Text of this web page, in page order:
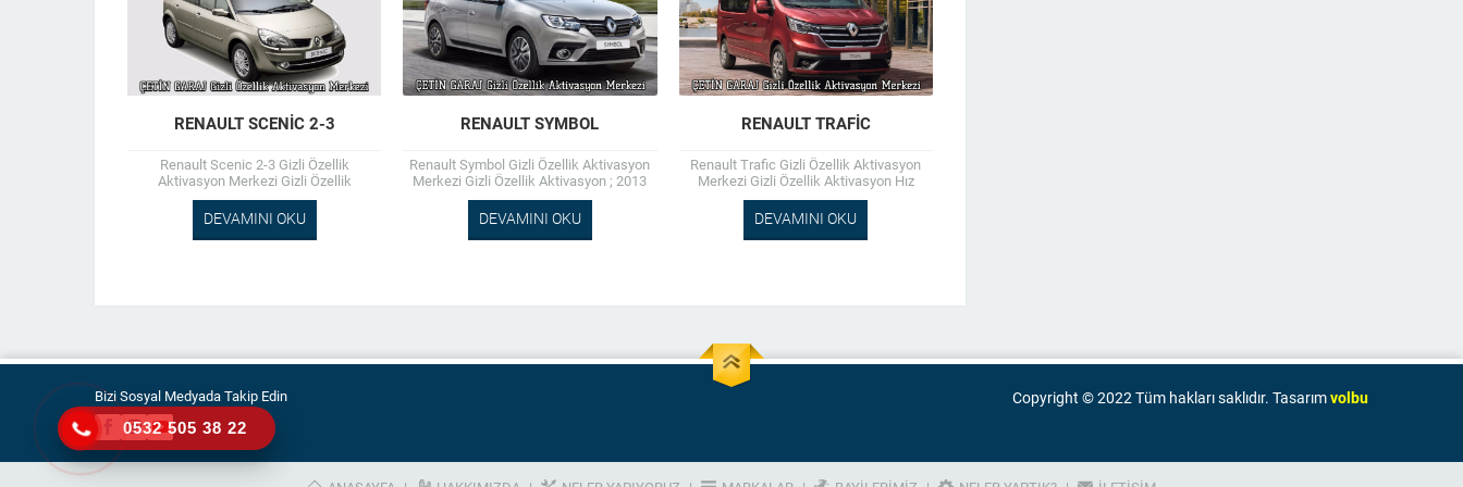
RENAULT SCENIC 2-3
Renault Scenic 2-3 Gizli Özellik
Aktivasyon Merkezi Gizli Özellik
Aktivasyon Hız Sabitleme (Cruise
Control) Bluetooth Aux Montaj Kamera
Montaj Chip...
DEVAMINI OKU
RENAULT SYMBOL
Renault Symbol Gizli Özellik Aktivasyon
Merkezi Gizli Özellik Aktivasyon ; 2013
Model ve Üzeri Motor ve Donanım
Farketmeksizin Tüm Araçlara...
DEVAMINI OKU
RENAULT TRAFIC
Renault Trafic Gizli Özellik Aktivasyon
Merkezi Gizli Özellik Aktivasyon Hız
Sabitleme (Cruise Control) Bluetooth Aux
Montaj Kamera Montaj Chip Tuning...
DEVAMINI OKU
Bizi Sosyal Medyada Takip Edin Copyright © 2022 Tüm hakları saklıdır. Tasarımvolbu
0532 505 38 22